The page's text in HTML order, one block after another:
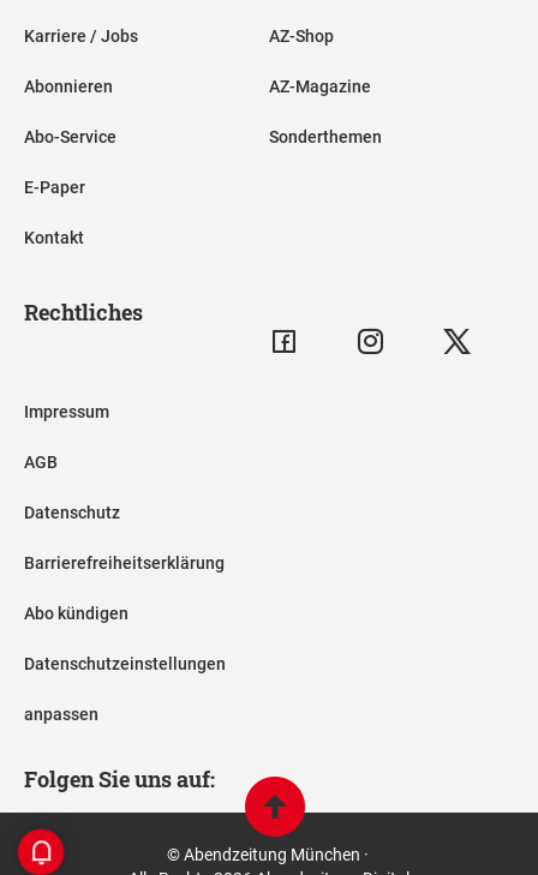
Karriere / Jobs
Abonnieren
Abo-Service
E-Paper
Kontakt
AZ-Shop
AZ-Magazine
Sonderthemen
Rechtliches
Impressum
AGB
Datenschutz
Barrierefreiheitserklärung
Abo kündigen
Datenschutzeinstellungen
anpassen
Folgen Sie uns auf:
© Abendzeitung München ·